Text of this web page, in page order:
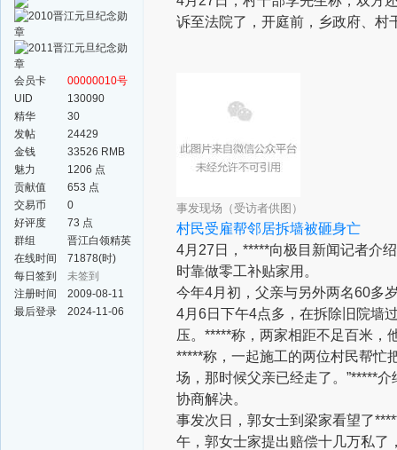
会员卡
00000010号
UID
130090
精华
30
发帖
24429
金钱
33526 RMB
魅力
1206 点
贡献值
653 点
交易币
0
好评度
73 点
群组
晋江白领精英
群
在线时间
71878(时)
每日签到
未签到
注册时间
2009-08-11
最后登录
2024-11-06
诉至法院了，开庭前，乡政府、村
事发现场（受访者供图）
村民受雇帮邻居拆墙被砸身亡
4月27日，*****向极目新闻记者介
时靠做零工补贴家用。
今年4月初，父亲与另外两名60多
4月6日下午4点多，在拆除旧院墙
压。*****称，两家相距不足百米，
*****称，一起施工的两位村民帮忙
场，那时候父亲已经走了。”*****
协商解决。
事发次日，郭女士到梁家看望了
午，郭女士家提出赔偿十几万私了